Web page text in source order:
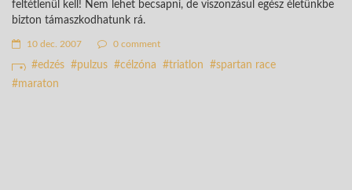
feltétlenül kell! Nem lehet becsapni, de viszonzásul egész életünkbe
bizton támaszkodhatunk rá.
10 dec. 2007 0 comment
edzés pulzus célzóna triatlon
spartan race
maraton